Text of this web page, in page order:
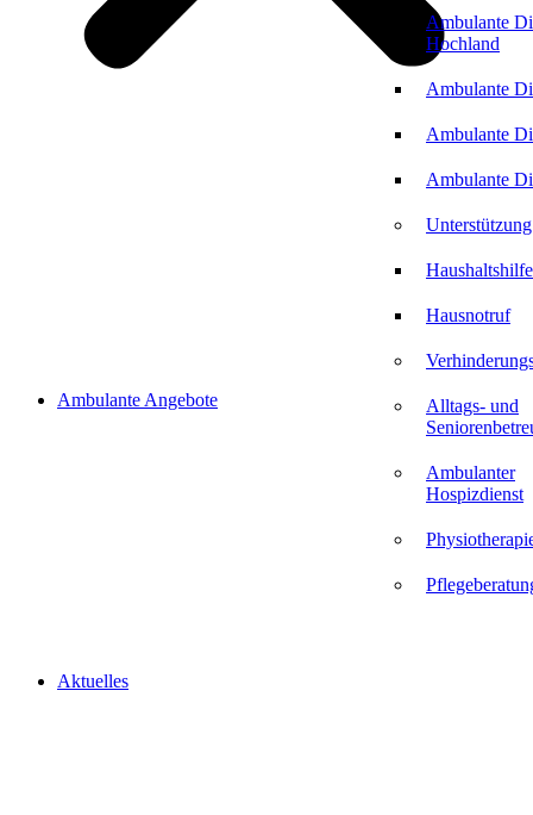
Aktuelles
Ambulante Angebote
Ambulante
Hochland
Ambulante
Ambulante
Ambulante
Haushaltshilfe
Hausnotruf
Alltags- und
Ambulanter
Hospizdienst